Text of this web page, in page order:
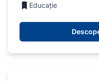
Educație